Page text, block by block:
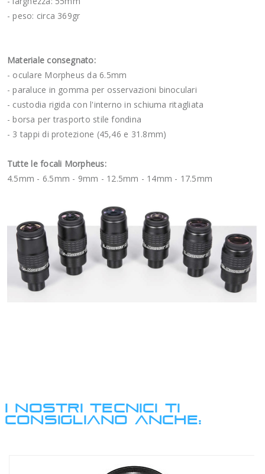
- peso: circa 369gr
Materiale consegnato:
- oculare Morpheus da 6.5mm
- paraluce in gomma per osservazioni binoculari
- custodia rigida con l'interno in schiuma ritagliata
- borsa per trasporto stile fondina
- 3 tappi di protezione (45,46 e 31.8mm)
Tutte le focali Morpheus:
4.5mm - 6.5mm - 9mm - 12.5mm - 14mm - 17.5mm
I NOSTRI TECNICI TI
CONSIGLIANO ANCHE: